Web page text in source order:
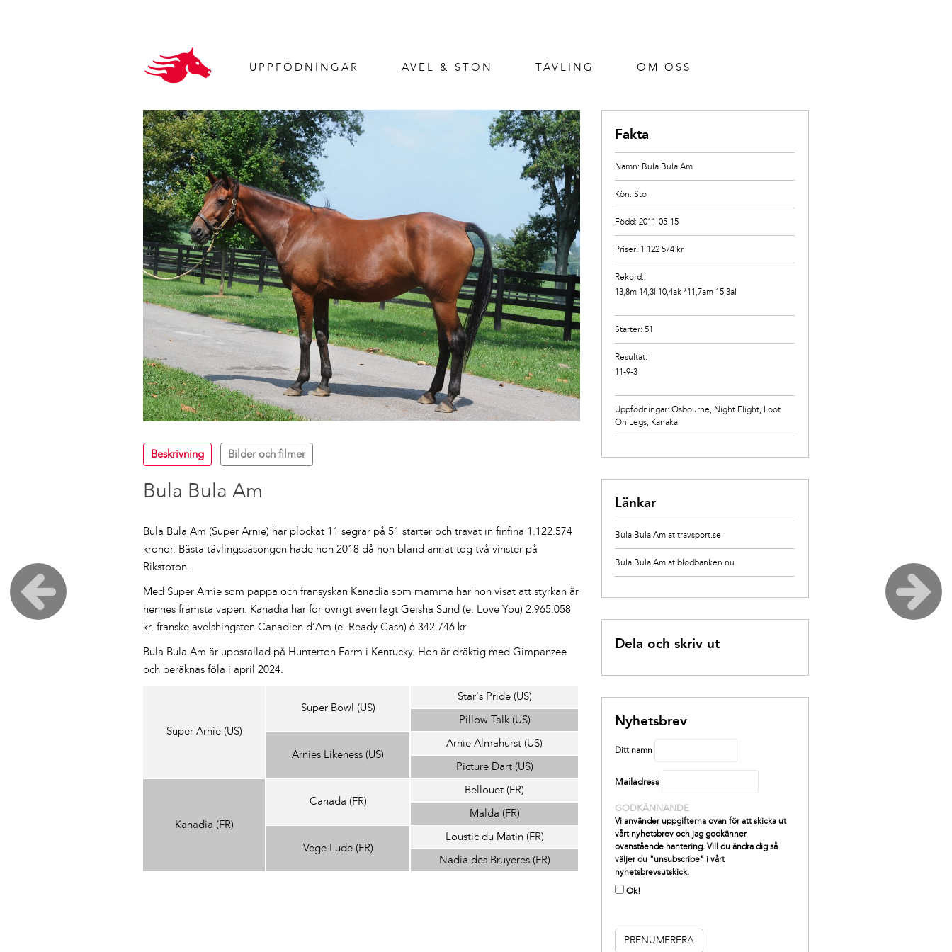
UPPFÖDNINGAR AVEL & STON TÄVLING OM OSS
Beskrivning Bilder och filmer
Bula Bula Am
Bula Bula Am (Super Arnie) har plockat 11 segrar på 51 starter och travat in finfina 1.122.574
kronor. Bästa tävlingssäsongen hade hon 2018 då hon bland annat tog två vinster på
Rikstoton.
Med Super Arnie som pappa och fransyskan Kanadia som mamma har hon visat att styrkan är
hennes främsta vapen. Kanadia har för övrigt även lagt Geisha Sund (e. Love You) 2.965.058
kr, franske avelshingsten Canadien d’Am (e. Ready Cash) 6.342.746 kr
Bula Bula Am är uppstallad på Hunterton Farm i Kentucky. Hon är dräktig med Gimpanzee
och beräknas föla i april 2024.
Super Arnie (US)
Super Bowl (US)
Star's Pride (US)
Pillow Talk (US)
Arnies Likeness (US)
Arnie Almahurst (US)
Picture Dart (US)
Kanadia (FR)
Canada (FR)
Bellouet (FR)
Malda (FR)
Vege Lude (FR)
Loustic du Matin (FR)
Nadia des Bruyeres (FR)
Fakta
Namn: Bula Bula Am
Kön: Sto
Född: 2011-05-15
Priser: 1 122 574 kr
Rekord:
13,8m 14,3l 10,4ak *11,7am 15,3al
Starter: 51
Resultat:
11-9-3
Uppfödningar:Osbourne Night Flight Loot
On Legs Kanaka
Länkar
Bula Bula Am at travsport.se
Bula Bula Am at blodbanken.nu
Dela och skriv ut
Nyhetsbrev
Ditt namn
Mailadress
GODKÄNNANDE
Vi använder uppgifterna ovan för att skicka ut
vårt nyhetsbrev och jag godkänner
ovanstående hantering. Vill du ändra dig så
väljer du "unsubscribe" i vårt
nyhetsbrevsutskick.
Ok!